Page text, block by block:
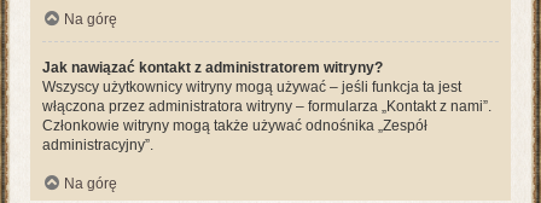
Na górę
Jak nawiązać kontakt z administratorem witryny?
Wszyscy użytkownicy witryny mogą używać – jeśli funkcja ta jest
włączona przez administratora witryny – formularza „Kontakt z nami”.
Członkowie witryny mogą także używać odnośnika „Zespół
administracyjny”.
Na górę